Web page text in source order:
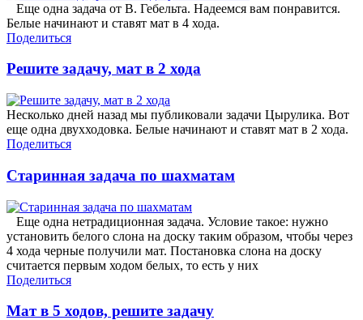
Еще одна задача от В. Гебельта. Надеемся вам понравится.
Белые начинают и ставят мат в 4 хода.
Поделиться
Решите задачу, мат в 2 хода
Несколько дней назад мы публиковали задачи Цырулика. Вот
еще одна двухходовка. Белые начинают и ставят мат в 2 хода.
Поделиться
Старинная задача по шахматам
Еще одна нетрадиционная задача. Условие такое: нужно
установить белого слона на доску таким образом, чтобы через
4 хода черные получили мат. Постановка слона на доску
считается первым ходом белых, то есть у них
Поделиться
Мат в 5 ходов, решите задачу